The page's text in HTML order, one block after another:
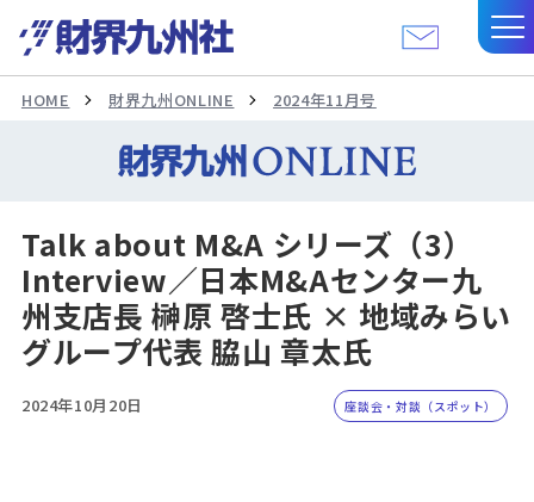
HOME 財界九州ONLINE 2024年11月号
Talk about M&A シリーズ（3）
Interview／日本M&Aセンター九
州支店長 榊原 啓士氏 × 地域みらい
グループ代表 脇山 章太氏
2024年10月20日 座談会・対談（スポット）